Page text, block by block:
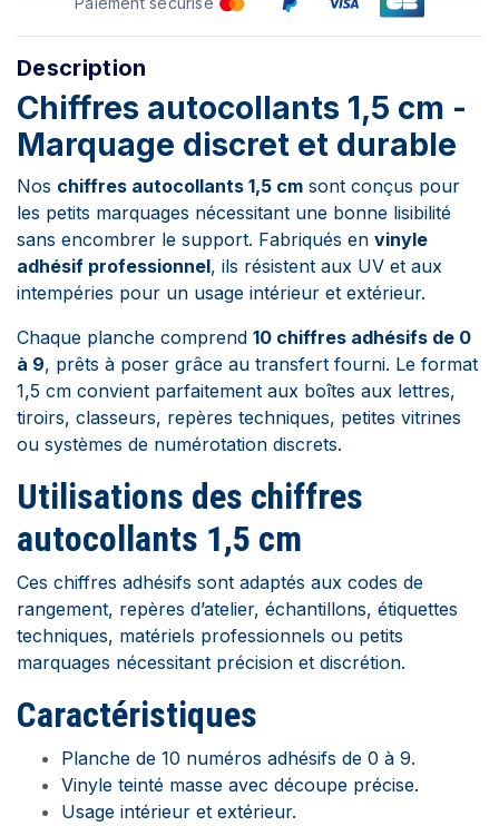
Description
Chiffres autocollants 1,5 cm -
Marquage discret et durable
Nos chiffres autocollants 1,5 cm sont conçus pour
les petits marquages nécessitant une bonne lisibilité
sans encombrer le support. Fabriqués en vinyle
adhésif professionnel, ils résistent aux UV et aux
intempéries pour un usage intérieur et extérieur.
Chaque planche comprend 10 chiffres adhésifs de 0
à 9, prêts à poser grâce au transfert fourni. Le format
1,5 cm convient parfaitement aux boîtes aux lettres,
tiroirs, classeurs, repères techniques, petites vitrines
ou systèmes de numérotation discrets.
Utilisations des chiffres
autocollants 1,5 cm
Ces chiffres adhésifs sont adaptés aux codes de
rangement, repères d’atelier, échantillons, étiquettes
techniques, matériels professionnels ou petits
marquages nécessitant précision et discrétion.
Caractéristiques
Planche de 10 numéros adhésifs de 0 à 9.
Vinyle teinté masse avec découpe précise.
Usage intérieur et extérieur.